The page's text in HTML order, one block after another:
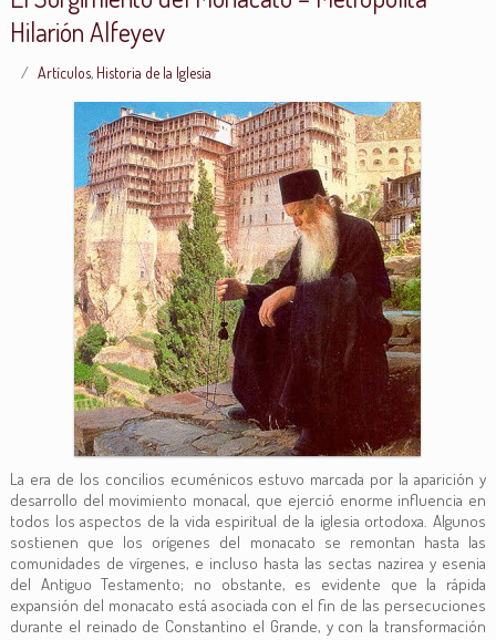
Hilarión Alfeyev
Artículos, Historia de la Iglesia
La era de los concilios ecuménicos estuvo marcada por la aparición y
desarrollo del movimiento monacal, que ejerció enorme influencia en
todos los aspectos de la vida espiritual de la iglesia ortodoxa. Algunos
sostienen que los orígenes del monacato se remontan hasta las
comunidades de vírgenes, e incluso hasta las sectas nazirea y esenia
del Antiguo Testamento; no obstante, es evidente que la rápida
expansión del monacato está asociada con el fin de las persecuciones
durante el reinado de Constantino el Grande, y con la transformación